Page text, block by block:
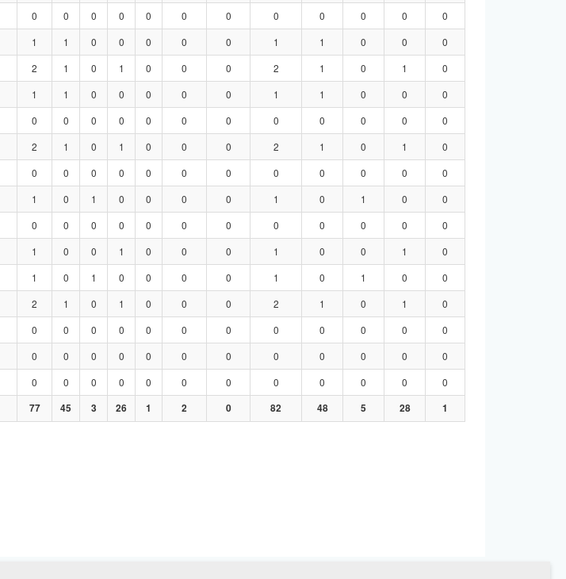
0 0 0 0 0 0 0 0 0 0 0
0
1 1 0 0 0 0 0 1 1 0 0
0
2 1 0 1 0 0 0 2 1 0 1
0
1 1 0 0 0 0 0 1 1 0 0
0
0 0 0 0 0 0 0 0 0 0 0
0
2 1 0 1 0 0 0 2 1 0 1
0
0 0 0 0 0 0 0 0 0 0 0
0
1 0 1 0 0 0 0 1 0 1 0
0
0 0 0 0 0 0 0 0 0 0 0
0
1 0 0 1 0 0 0 1 0 0 1
0
1 0 1 0 0 0 0 1 0 1 0
0
2 1 0 1 0 0 0 2 1 0 1
0
0 0 0 0 0 0 0 0 0 0 0
0
0 0 0 0 0 0 0 0 0 0 0
0
0 0 0 0 0 0 0 0 0 0 0
0
77 45 3 26 1 2 0 82 48 5 28 1